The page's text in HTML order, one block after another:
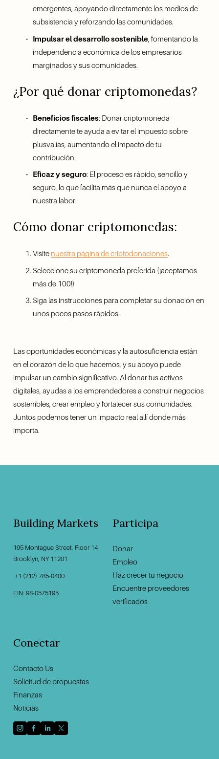
emergentes, apoyando directamente los medios de
subsistencia y reforzando las comunidades.
Impulsar el desarrollo sostenible, fomentando la
independencia económica de los empresarios
marginados y sus comunidades.
¿Por qué donar criptomonedas?
Beneficios fiscales: Donar criptomoneda
directamente te ayuda a evitar el impuesto sobre
plusvalías, aumentando el impacto de tu
contribución.
Eficaz y seguro: El proceso es rápido, sencillo y
seguro, lo que facilita más que nunca el apoyo a
nuestra labor.
Cómo donar criptomonedas:
Visite nuestra página de criptodonaciones.
Seleccione su criptomoneda preferida (¡aceptamos
más de 100!)
Siga las instrucciones para completar su donación en
unos pocos pasos rápidos.
Las oportunidades económicas y la autosuficiencia están
en el corazón de lo que hacemos, y su apoyo puede
impulsar un cambio significativo. Al donar tus activos
digitales, ayudas a los emprendedores a construir negocios
sostenibles, crear empleo y fortalecer sus comunidades.
Juntos podemos tener un impacto real allí donde más
importa.
Building Markets
195 Montague Street, Floor 14
Brooklyn, NY 11201
+1 (212) 785-0400
EIN: 98-0575195
Participa
Donar‍                                    ‍
Empleo
Haz crecer tu negocio
Encuentre proveedores
verificados
Conectar
Contacto Us
Solicitud de propuestas
Finanzas
Noticias